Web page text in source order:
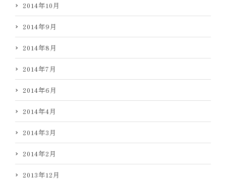
2014年10月
2014年9月
2014年8月
2014年7月
2014年6月
2014年4月
2014年3月
2014年2月
2013年12月